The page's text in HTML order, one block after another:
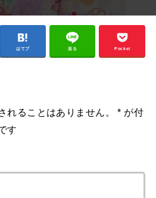
はてブ 送る Pocket
れることはありません。 * が付
す